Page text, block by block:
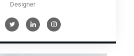
Designer